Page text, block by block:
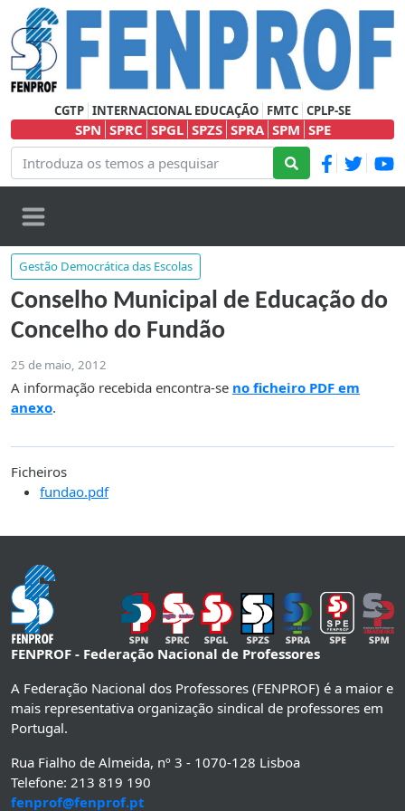
CGTP INTERNACIONAL EDUCAÇÃO FMTC CPLP-SE
SPN SPRC SPGL SPZS SPRA SPM SPE
Gestão Democrática das Escolas
Conselho Municipal de Educação do
Concelho do Fundão
25 de maio, 2012
A informação recebida encontra-se no ficheiro PDF em
anexo.
Ficheiros
fundao.pdf
FENPROF - Federação Nacional de Professores
A Federação Nacional dos Professores (FENPROF) é a maior e
mais representativa organização sindical de professores em
Portugal.
Rua Fialho de Almeida, nº 3 - 1070-128 Lisboa
Telefone: 213 819 190
fenprof@fenprof.pt